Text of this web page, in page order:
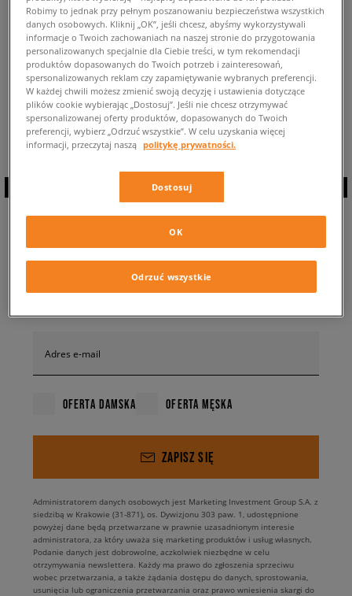
POWRÓT DO SKLEPU
Aktualnie przeglądasz: Męskie Puma Thunder Fashion ⭐ Dostępne
modele tych dad shoes: 0 ✅
ZAPISZ SIĘ DO
NEWSLETTERA
Adres e-mail
OFERTA DAMSKA OFERTA MĘSKA
ZAPISZ SIĘ
Administratorem danych osobowych jest Marketing Investment Group S.A. z
siedzibą w Krakowie (31-871), os. Dywizjonu 303 paw. 1, udostępnione
powyżej dane będą przetwarzane w prawnie uzasadnionym interesie
administratora, za który uważa się marketing produktów i usług własnych.
Podanie danych jest dobrowolne, aczkolwiek niezbędne w celu
otrzymywania newslettera. Każdy ma prawo do zgłoszenia sprzeciwu
wobec przetwarzania, a także żądania dostępu do danych, sprostowania,
usunięcia lub ograniczenia przetwarzania oraz prawo wniesienia skargi do
Robimy to jednak przy pełnym poszanowaniu bezpieczeństwa wszystkich
danych osobowych. Kliknij „OK”, jeśli chcesz, abyśmy wykorzystywali
informacje o Twoich zachowaniach na naszej stronie do przygotowania
personalizowanych specjalnie dla Ciebie treści, w tym rekomendacji
produktów dopasowanych do Twoich potrzeb i zainteresowań,
spersonalizowanych reklam czy zapamiętywanie wybranych preferencji.
W każdej chwili możesz zmienić swoją decyzję i ustawienia dotyczące
plików cookie wybierając „Dostosuj”. Jeśli nie chcesz otrzymywać
spersonalizowanej oferty produktów, dopasowanych do Twoich
preferencji, wybierz „Odrzuć wszystkie”. W celu uzyskania więcej
informacji, przeczytaj naszą politykę prywatności.
Dostosuj
Odrzuć wszystkie
OK